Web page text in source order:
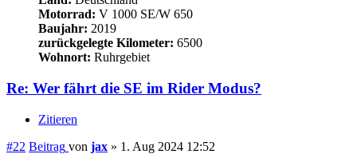
Motorrad: V 1000 SE/W 650
Baujahr: 2019
zurückgelegte Kilometer: 6500
Wohnort: Ruhrgebiet
Re: Wer fährt die SE im Rider Modus?
Zitieren
#22 Beitrag von jax » 1. Aug 2024 12:52